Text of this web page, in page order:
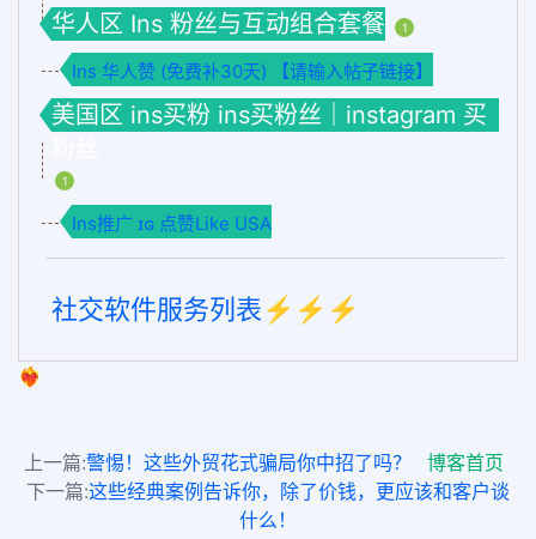
华人区 Ins 粉丝与互动组合套餐 1
Ins 华人赞 (免费补30天) 【请输入帖子链接】
美国区 ins买粉 ins买粉丝｜instagram 买
1
Ins推广 ɪɢ 点赞Like USA
社交软件服务列表⚡️⚡️⚡️
❤️‍🔥
上一篇:警惕！这些外贸花式骗局你中招了吗？
博客首页
下一篇:这些经典案例告诉你，除了价钱，更应该和客户谈
什么！